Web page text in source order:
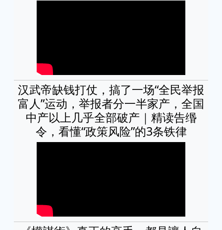
汉武帝缺钱打仗，搞了一场“全民举报
富人”运动，举报者分一半家产，全国
中产以上几乎全部破产｜精读告缗
令，看懂“政策风险”的3条铁律